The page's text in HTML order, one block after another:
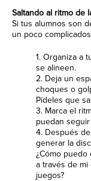
Saltando al ritmo de
Si tus alumnos son
un poco
1. Organiza a
se alineen.
2. Deja un
choques o
Pídeles que
3. Marca el
puedan
4. Después
generar la
¿Cómo
a través de mi
juegos?